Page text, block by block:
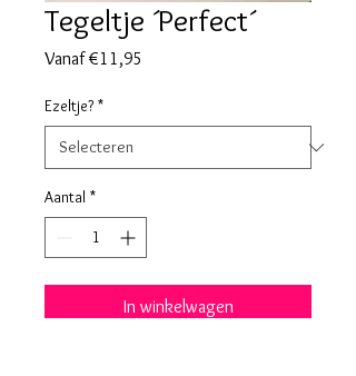
Tegeltje ´Perfect´
Vanaf€11,95
Ezeltje? *
Aantal *
In winkelwagen